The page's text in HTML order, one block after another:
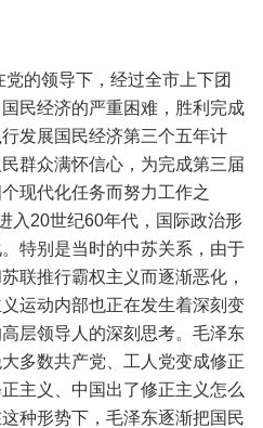
的领导下，经过全市上下团
民经济的严重困难，胜利完成
发展国民经济第三个五年计
群众满怀信心，为完成第三届
现代化任务而努力工作之
入20世纪60年代，国际政治形
特别是当时的中苏关系，由于
联推行霸权主义而逐渐恶化，
运动内部也正在发生着深刻变
层领导人的深刻思考。毛泽东
多数共产党、工人党变成修正
主义、中国出了修正主义怎么
种形势下，毛泽东逐渐把国民